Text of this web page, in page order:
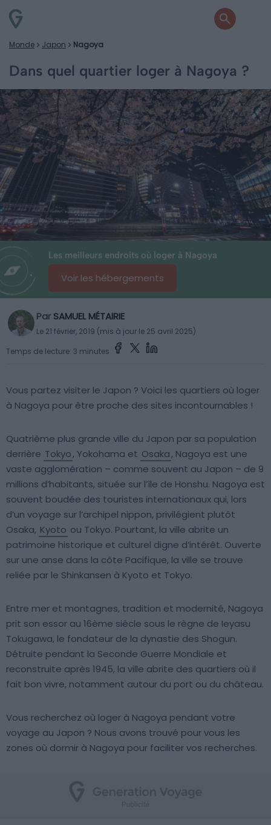
Monde Japon Nagoya
Dans quel quartier loger à Nagoya ?
Les meilleurs endroits où loger à Nagoya
Voir les hébergements
Par SAMUEL MÉTAIRIE
Le 21 février, 2019 (mis à jour le 25 avril 2025)
Temps de lecture: 3 minutes
Vous partez visiter le Japon ? Voici les quartiers où loger
à Nagoya pour être proche des sites incontournables !
Quatrième plus grande ville du Japon par sa population
derrière Tokyo, Yokohama et Osaka, Nagoya est une
vaste agglomération – comme souvent au Japon – de 9
millions d’habitants, située sur l’île de Honshu. Nagoya est
souvent boudée des touristes internationaux qui, lors
d’un voyage sur l’archipel nippon, privilégient plutôt
Osaka, Kyoto ou Tokyo. Pourtant, la ville abrite un
patrimoine historique et culturel digne d’intérêt. Ouverte
sur une anse dans la côte Pacifique, la ville se trouve
reliée par le Shinkansen à Kyoto et Tokyo.
Entre mer et montagnes, tradition et modernité, Nagoya
prit son essor au 16ème siècle sous le règne de Ieyasu
Tokugawa, le fondateur de la dynastie des Shogun.
Détruite pendant la Seconde Guerre Mondiale et
reconstruite après 1945, la ville abrite des quartiers où il
fait bon vivre, notamment autour du port ou du château.
Vous recherchez où loger à Nagoya pendant votre
voyage au Japon ? Nous avons trouvé pour vous les
zones où dormir à Nagoya pour faciliter vos recherches.